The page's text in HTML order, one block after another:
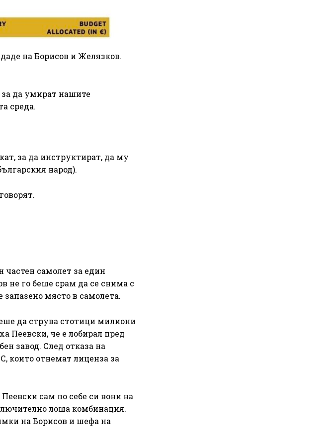
на Борисов и Желязков.
да умират нашите
среда.
за да инструктират, да му
народ).
частен самолет за един
не го беше срам да се снима с
място в самолета.
да струва стотици милиони
Пеевски, че е лобирал пред
завод. След отказа на
които отнемат лиценза за
сам по себе си вони на
лоша комбинация.
на Борисов и шефа на